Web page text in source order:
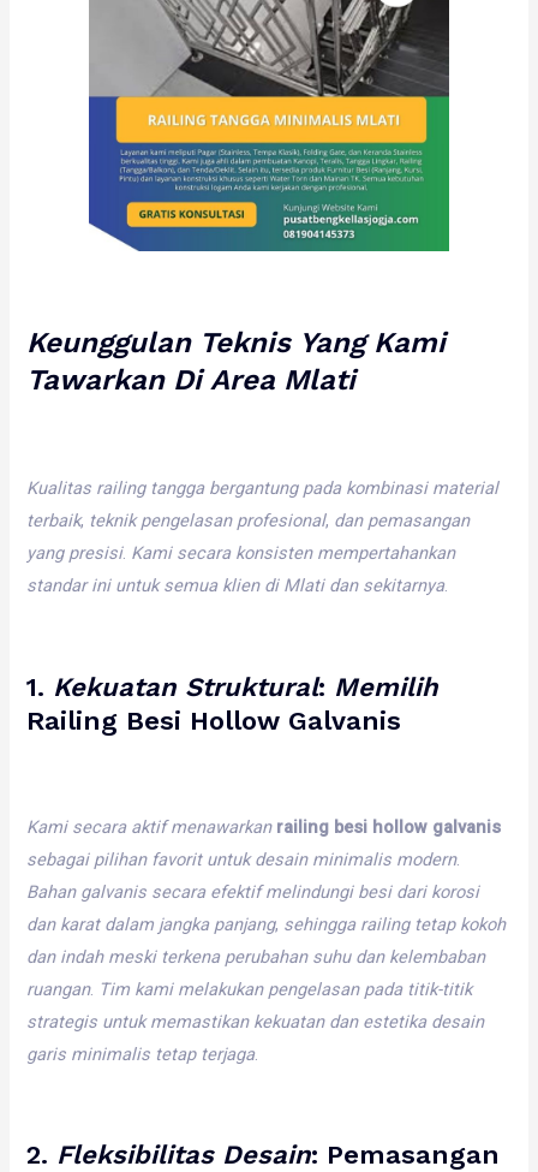
Keunggulan Teknis Yang Kami
Tawarkan Di Area Mlati
Kualitas railing tangga bergantung pada kombinasi material
terbaik, teknik pengelasan profesional, dan pemasangan
yang presisi. Kami secara konsisten mempertahankan
standar ini untuk semua klien di Mlati dan sekitarnya.
1. Kekuatan Struktural: Memilih
Railing Besi Hollow Galvanis
Kami secara aktif menawarkan railing besi hollow galvanis
sebagai pilihan favorit untuk desain minimalis modern.
Bahan galvanis secara efektif melindungi besi dari korosi
dan karat dalam jangka panjang, sehingga railing tetap kokoh
dan indah meski terkena perubahan suhu dan kelembaban
ruangan. Tim kami melakukan pengelasan pada titik-titik
strategis untuk memastikan kekuatan dan estetika desain
garis minimalis tetap terjaga.
2. Fleksibilitas Desain: Pemasangan